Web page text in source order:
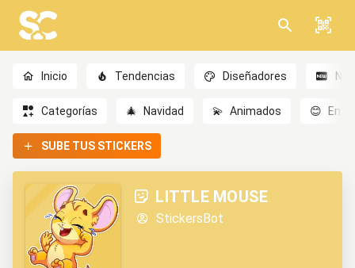
Inicio Tendencias Diseñadores
Categorías 🎄 Navidad 💫 Animados 😊
SUBE TUS STICKERS
LITTLE MOUSE
StickersBot